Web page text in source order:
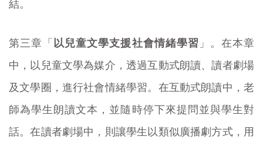
結。
第三章「 以兒童文學支援社會情緒學習 」。在本章
中，以兒童文學為媒介，透過互動式朗讀、讀者劇場
及文學圈，進行社會情緒學習。在互動式朗讀中，老
師為學生朗讀文本，並隨時停下來提問並與學生對
話。在讀者劇場中，則讓學生以類似廣播劇方式，用